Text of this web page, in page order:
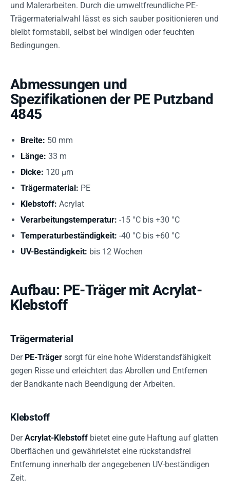
und Malerarbeiten. Durch die umweltfreundliche PE-
Trägermaterialwahl lässt es sich sauber positionieren und
bleibt formstabil, selbst bei windigen oder feuchten
Bedingungen.
Abmessungen und
Spezifikationen der PE Putzband
4845
Breite: 50 mm
Länge: 33 m
Dicke: 120 µm
Trägermaterial: PE
Klebstoff: Acrylat
Verarbeitungstemperatur: -15 °C bis +30 °C
Temperaturbeständigkeit: -40 °C bis +60 °C
UV-Beständigkeit: bis 12 Wochen
Aufbau: PE-Träger mit Acrylat-
Klebstoff
Trägermaterial
Der PE-Träger sorgt für eine hohe Widerstandsfähigkeit
gegen Risse und erleichtert das Abrollen und Entfernen
der Bandkante nach Beendigung der Arbeiten.
Klebstoff
DerAcrylat-Klebstoff bietet eine gute Haftung auf glatten
Oberflächen und gewährleistet eine rückstandsfrei
Entfernung innerhalb der angegebenen UV-beständigen
Zeit.